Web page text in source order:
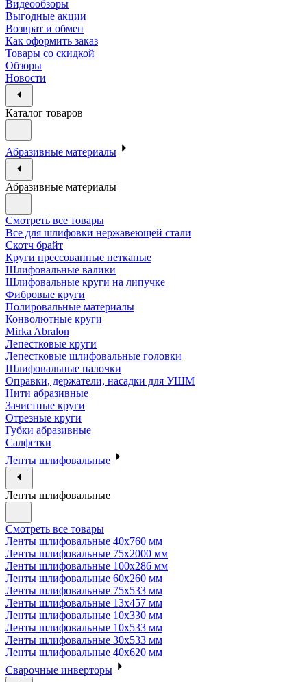
Видеообзоры
Выгодные акции
Возврат и обмен
Как оформить заказ
Товары со скидкой
Обзоры
Новости
Каталог товаров
Абразивные материалы
Абразивные материалы
Смотреть все товары
Все для шлифовки нержавеющей стали
Скотч брайт
Круги прессованные нетканые
Шлифовальные валики
Шлифовальные круги на липучке
Фибровые круги
Полировальные материалы
Конволютные круги
Mirka Abralon
Лепестковые круги
Лепестковые шлифовальные головки
Шлифовальные палочки
Оправки, держатели, насадки для УШМ
Нити абразивные
Зачистные круги
Отрезные круги
Губки абразивные
Салфетки
Ленты шлифовальные
Ленты шлифовальные
Смотреть все товары
Ленты шлифовальные 40х760 мм
Ленты шлифовальные 75х2000 мм
Ленты шлифовальные 100х286 мм
Ленты шлифовальные 60х260 мм
Ленты шлифовальные 75х533 мм
Ленты шлифовальные 13х457 мм
Ленты шлифовальные 10х330 мм
Ленты шлифовальные 10х533 мм
Ленты шлифовальные 30х533 мм
Ленты шлифовальные 40х620 мм
Сварочные инверторы